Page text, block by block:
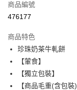
AlipayHK
送貨方式
付款後順豐自助櫃
每筆HK$50.00，滿
商品編號
476177
商品特色
珍珠奶茶牛軋餅
【葷食】
【獨立包裝】
【商品毛重(含包裝